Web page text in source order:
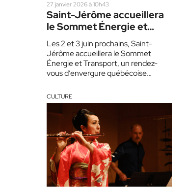
27 janvier 2026 à 10h43
Saint-Jérôme accueillera
le Sommet Énergie et
Transport
Les 2 et 3 juin prochains, Saint-
Jérôme accueillera le Sommet
Énergie et Transport, un rendez-
vous d’envergure québécoise
énergie et en…
CULTURE